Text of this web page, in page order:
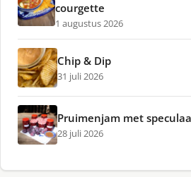
courgette
1 augustus 2026
Chip & Dip
31 juli 2026
Pruimenjam met
28 juli 2026